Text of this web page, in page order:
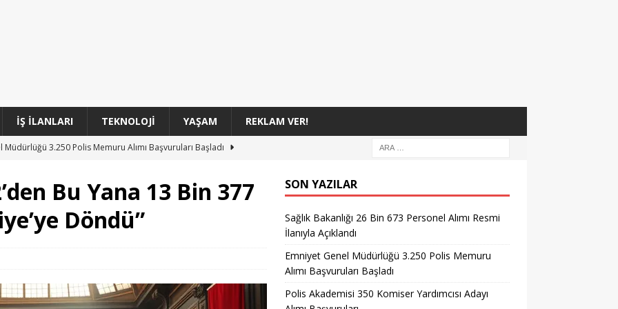
İŞ İLANLARI TEKNOLOJI YAŞAM REKLAM VER!
Müdürlüğü 3.250 Polis Memuru Alımı Başvuruları Başladı
350 Komiser Yardımcısı Adayı Alımı Başvuruları
GENEL
Görevlisi Alımı Gerçekleşecek mi?
26 Bin 673 Personel Alımı Resmi İlanıyla Açıklandı
Bu Yana 13 Bin 377
Döndü”
SON YAZILAR
Sağlık Bakanlığı 26 Bin 673 Personel Alımı Resmi
İlanıyla Açıklandı
Emniyet Genel Müdürlüğü 3.250 Polis Memuru
Alımı Başvuruları Başladı
Polis Akademisi 350 Komiser Yardımcısı Adayı